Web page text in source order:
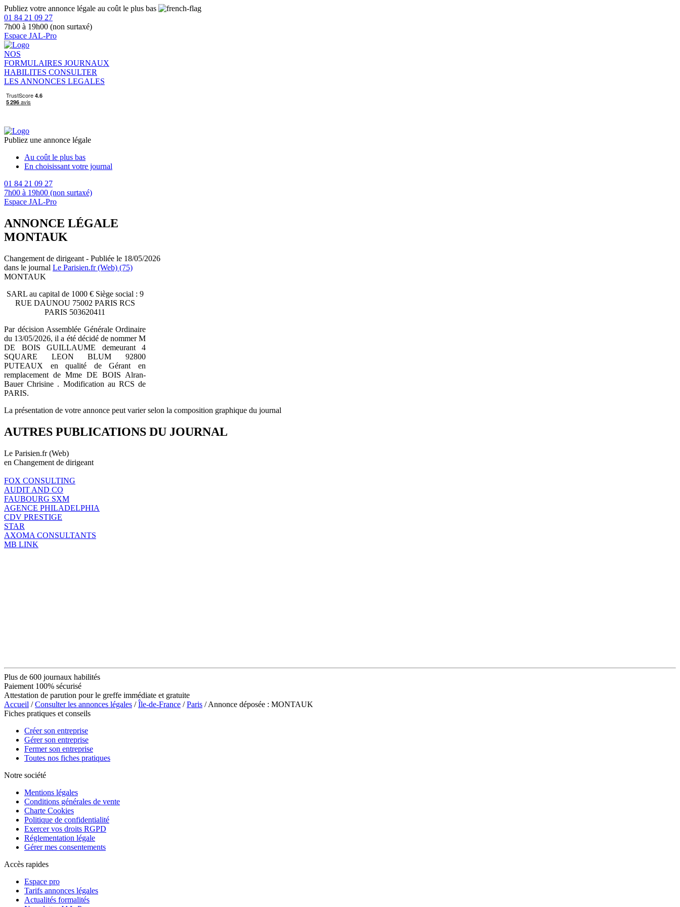
Publiez votre annonce légale au coût le plus bas
01 84 21 09 27
7h00 à 19h00 (non surtaxé)
Espace JAL-Pro
NOS
FORMULAIRES JOURNAUX
HABILITES CONSULTER
LES ANNONCES LEGALES
Publiez une annonce légale
Au coût le plus bas
En choisissant votre journal
01 84 21 09 27
7h00 à 19h00 (non surtaxé)
Espace JAL-Pro
ANNONCE LÉGALE
MONTAUK
Changement de dirigeant - Publiée le 18/05/2026
dans le journal Le Parisien.fr (Web) (75)
MONTAUK
SARL au capital de 1000 € Siège social : 9
RUE DAUNOU 75002 PARIS RCS
PARIS 503620411
Par décision Assemblée Générale Ordinaire
du 13/05/2026, il a été décidé de nommer M
DE BOIS GUILLAUME demeurant 4
SQUARE LEON BLUM 92800
PUTEAUX en qualité de Gérant en
remplacement de Mme DE BOIS Alran-
Bauer Chrisine . Modification au RCS de
PARIS.
La présentation de votre annonce peut varier selon la composition graphique du journal
AUTRES PUBLICATIONS DU JOURNAL
Le Parisien.fr (Web)
en Changement de dirigeant
FOX CONSULTING
AUDIT AND CO
FAUBOURG SXM
AGENCE PHILADELPHIA
CDV PRESTIGE
STAR
AXOMA CONSULTANTS
MB LINK
Plus de 600 journaux habilités
Paiement 100% sécurisé
Attestation de parution pour le greffe immédiate et gratuite
Accueil /Consulter les annonces légales /Île-de-France /Paris / Annonce déposée : MONTAUK
Fiches pratiques et conseils
Créer son entreprise
Gérer son entreprise
Fermer son entreprise
Toutes nos fiches pratiques
Notre société
Mentions légales
Conditions générales de vente
Charte Cookies
Politique de confidentialité
Exercer vos droits RGPD
Réglementation légale
Gérer mes consentements
Accès rapides
Espace pro
Tarifs annonces légales
Actualités formalités